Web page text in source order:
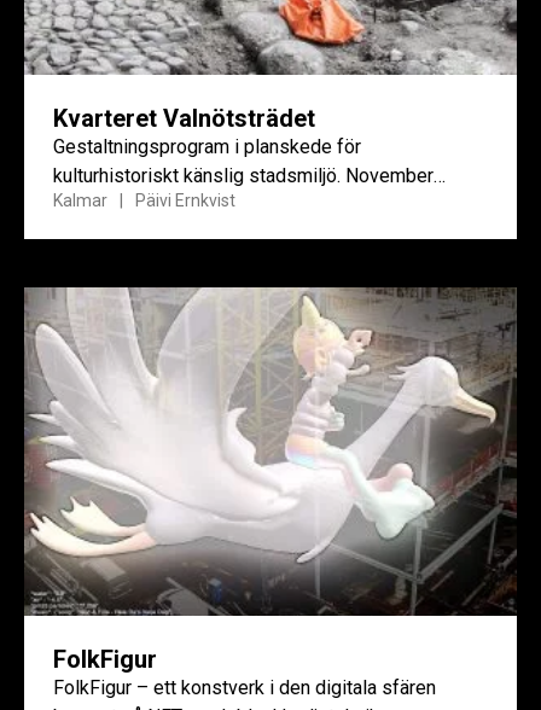
Kvarteret Valnötsträdet
Gestaltningsprogram i planskede för
kulturhistoriskt känslig stadsmiljö. November
2010–juni 2013.
Kalmar Päivi Ernkvist
FolkFigur
FolkFigur – ett konstverk i den digitala sfären